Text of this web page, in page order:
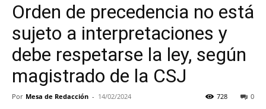
Orden de precedencia no está
sujeto a interpretaciones y
debe respetarse la ley, según
magistrado de la CSJ
Por Mesa de Redacción - 14/02/2024 0
728